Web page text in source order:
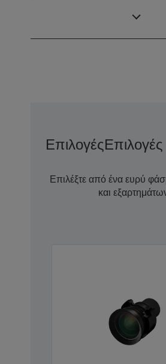
Επιλογές
Επιλέξτε από ένα ευρύ
και